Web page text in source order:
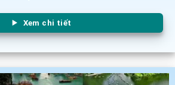
Xem chi tiết